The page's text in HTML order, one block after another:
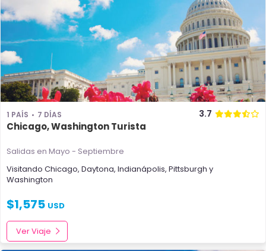
1 PAÍS 7 DÍAS 3.7
Chicago, Washington Turista
Salidas en Mayo - Septiembre
Visitando Chicago, Daytona, Indianápolis, Pittsburgh y
Washington
$1,575 USD
Ver Viaje